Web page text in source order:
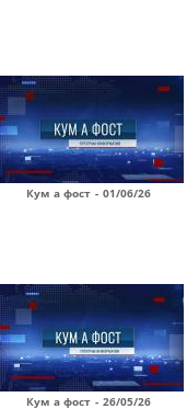
Кум а фост - 01/06/26
Кум а фост - 26/05/26